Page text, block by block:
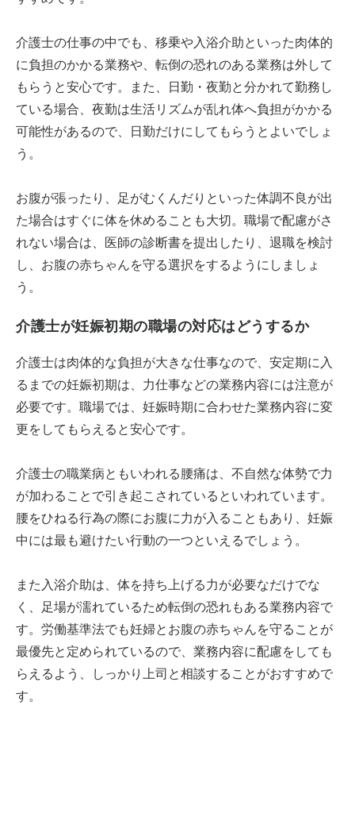
介護士の仕事の中でも、移乗や入浴介助といった肉体的
に負担のかかる業務や、転倒の恐れのある業務は外して
もらうと安心です。また、日勤・夜勤と分かれて勤務し
ている場合、夜勤は生活リズムが乱れ体へ負担がかかる
可能性があるので、日勤だけにしてもらうとよいでしょ
う。
お腹が張ったり、足がむくんだりといった体調不良が出
た場合はすぐに体を休めることも大切。職場で配慮がさ
れない場合は、医師の診断書を提出したり、退職を検討
し、お腹の赤ちゃんを守る選択をするようにしましょ
う。
介護士が妊娠初期の職場の対応はどうするか
介護士は肉体的な負担が大きな仕事なので、安定期に入
るまでの妊娠初期は、力仕事などの業務内容には注意が
必要です。職場では、妊娠時期に合わせた業務内容に変
更をしてもらえると安心です。
介護士の職業病ともいわれる腰痛は、不自然な体勢で力
が加わることで引き起こされているといわれています。
腰をひねる行為の際にお腹に力が入ることもあり、妊娠
中には最も避けたい行動の一つといえるでしょう。
また入浴介助は、体を持ち上げる力が必要なだけでな
く、足場が濡れているため転倒の恐れもある業務内容で
す。労働基準法でも妊婦とお腹の赤ちゃんを守ることが
最優先と定められているので、業務内容に配慮をしても
らえるよう、しっかり上司と相談することがおすすめで
す。